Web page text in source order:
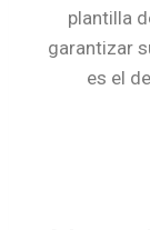
plantilla
garantizar
es el